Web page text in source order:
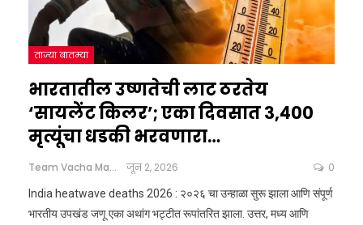
ताज्या बातम्या
भारतातील उष्णतेची लाट ठरतेय
‘सायलेंट किलर’; एका दिवसात ३,४००
मृत्यूंचा धडकी भरवणारा…
Team Vacha Marathi जून 2, 2026 0
India heatwave deaths 2026 : २०२६ चा उन्हाळा सुरू झाला आणि संपूर्ण
भारतीय उपखंड जणू एका अथांग भट्टीत रूपांतरित झाला. उत्तर, मध्य आणि